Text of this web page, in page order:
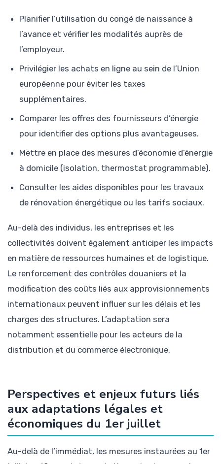
Planifier l’utilisation du congé de naissance à
l’avance et vérifier les modalités auprès de
l’employeur.
Privilégier les achats en ligne au sein de l’Union
européenne pour éviter les taxes
supplémentaires.
Comparer les offres des fournisseurs d’énergie
pour identifier des options plus avantageuses.
Mettre en place des mesures d’économie d’énergie
à domicile (isolation, thermostat programmable).
Consulter les aides disponibles pour les travaux
de rénovation énergétique ou les tarifs sociaux.
Au-delà des individus, les entreprises et les
collectivités doivent également anticiper les impacts
en matière de ressources humaines et de logistique.
Le renforcement des contrôles douaniers et la
modification des coûts liés aux approvisionnements
internationaux peuvent influer sur les délais et les
charges des structures. L’adaptation sera
notamment essentielle pour les acteurs de la
distribution et du commerce électronique.
Perspectives et enjeux futurs liés
aux adaptations légales et
économiques du 1er juillet
Au-delà de l’immédiat, les mesures instaurées au 1er